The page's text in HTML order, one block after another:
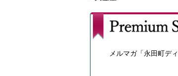
メルマガ「永田町デ